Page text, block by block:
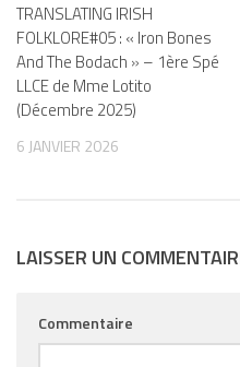
TRANSLATING IRISH
FOLKLORE#05 : « Iron Bones
And The Bodach » – 1ère Spé
LLCE de Mme Lotito
(Décembre 2025)
6 JANVIER 2026
LAISSER UN
Commentaire